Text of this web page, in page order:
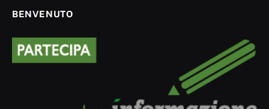
BENVENUTO